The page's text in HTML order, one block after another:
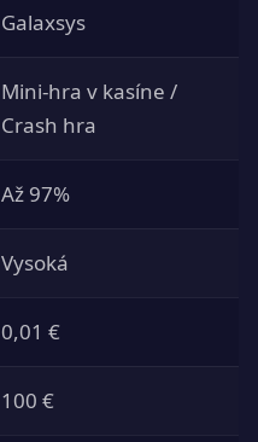
Galaxsys
Mini-hra v kasíne /
Crash hra
Až 97%
Vysoká
0,01 €
100 €